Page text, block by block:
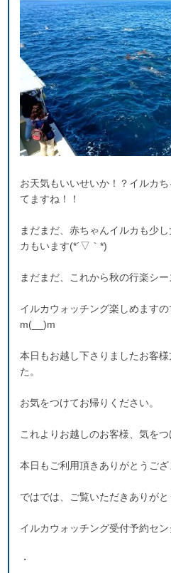
お天気もいいせいか！？イルカ
てますね！！
まだまだ、赤ちゃんイルカも少
カもいます(*´▽｀*)
まだまだ、これから秋の行楽シー
イルカウォッチング楽しめます
m(__)m
本日もお越し下さりましたお客
た。
お気をつけてお帰りください。
これよりお越しのお客様、気をつ
本日もご利用頂きありがとうござ
ではでは、ご覧いただきありがと
イルカウォッチング受付予約セン
・